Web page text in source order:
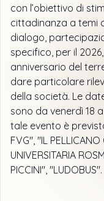
con l’obiettivo di
cittadinanza a temi
dialogo,
specifico, per il
anniversario del
dare particolare
della società. Le
sono da venerdì 18
tale evento è
FVG", "IL
UNIVERSITARIA
PICCINI", "LUDOBUS".